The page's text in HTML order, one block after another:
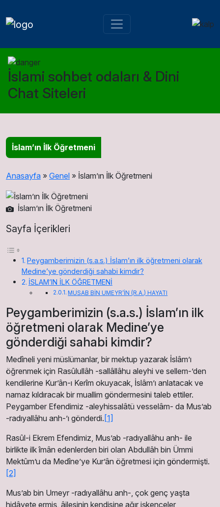
İslami sohbet odaları & Dini
Chat Siteleri
İslam’ın İlk Öğretmeni
Anasayfa » Genel » İslam’ın İlk Öğretmeni
İslam’ın İlk Öğretmeni
Sayfa İçerikleri
Peygamberimizin (s.a.s.) İslam’ın ilk öğretmeni olarak
Medine’ye gönderdiği sahabi kimdir?
İSLAM’IN İLK ÖĞRETMENİ
MUSAB BİN UMEYR’İN (R.A.) HAYATI
Peygamberimizin (s.a.s.) İslam’ın ilk
öğretmeni olarak Medine’ye
gönderdiği sahabi kimdir?
Medîneli yeni müslümanlar, bir mektup yazarak İslâm’ı
öğrenmek için Rasûlullâh -sallâllâhu aleyhi ve sellem-’den
kendilerine Kur’ân-ı Kerîm okuyacak, İslâm’ı anlatacak ve
namaz kıldıracak bir muallim göndermesini taleb ettiler.
Peygamber Efendimiz -aleyhissalâtü vesselâm- da Mus’ab
-radıyallâhu anh-’ı gönderdi. [1]
Rasûl-i Ekrem Efendimiz, Mus’ab -radıyallâhu anh- ile
birlikte ilk îmân edenlerden biri olan Abdullâh bin Ümmi
Mektûm’u da Medîne’ye Kur’ân öğretmesi için göndermişti.
[2]
Mus’ab bin Umeyr -radıyallâhu anh-, çok genç yaşta
hidâyete ermiş, âilesinin kendisine ağır işkenceler